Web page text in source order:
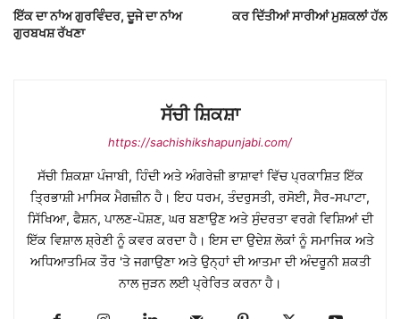
ਇੱਕ ਦਾ ਨਾਂਅ ਗੁਰਵਿੰਦਰ, ਦੂਜੇ ਦਾ ਨਾਂਅ
ਗੁਰਬਖਸ਼ ਰੱਖਣਾ
ਕਰ ਦਿੱਤੀਆਂ ਸਾਰੀਆਂ ਮੁਸ਼ਕਲਾਂ ਹੱਲ
ਸੱਚੀ ਸ਼ਿਕਸ਼ਾ
https://sachishikshapunjabi.com/
ਸੱਚੀ ਸ਼ਿਕਸ਼ਾ ਪੰਜਾਬੀ, ਹਿੰਦੀ ਅਤੇ ਅੰਗਰੇਜ਼ੀ ਭਾਸ਼ਾਵਾਂ ਵਿੱਚ ਪ੍ਰਕਾਸ਼ਿਤ ਇੱਕ
ਤ੍ਰਿਭਾਸ਼ੀ ਮਾਸਿਕ ਮੈਗਜ਼ੀਨ ਹੈ। ਇਹ ਧਰਮ, ਤੰਦਰੁਸਤੀ, ਰਸੋਈ, ਸੈਰ-ਸਪਾਟਾ,
ਸਿੱਖਿਆ, ਫੈਸ਼ਨ, ਪਾਲਣ-ਪੋਸ਼ਣ, ਘਰ ਬਣਾਉਣ ਅਤੇ ਸੁੰਦਰਤਾ ਵਰਗੇ ਵਿਸ਼ਿਆਂ ਦੀ
ਇੱਕ ਵਿਸ਼ਾਲ ਸ਼੍ਰੇਣੀ ਨੂੰ ਕਵਰ ਕਰਦਾ ਹੈ। ਇਸ ਦਾ ਉਦੇਸ਼ ਲੋਕਾਂ ਨੂੰ ਸਮਾਜਿਕ ਅਤੇ
ਅਧਿਆਤਮਿਕ ਤੌਰ 'ਤੇ ਜਗਾਉਣਾ ਅਤੇ ਉਨ੍ਹਾਂ ਦੀ ਆਤਮਾ ਦੀ ਅੰਦਰੂਨੀ ਸ਼ਕਤੀ
ਨਾਲ ਜੁੜਨ ਲਈ ਪ੍ਰੇਰਿਤ ਕਰਨਾ ਹੈ।